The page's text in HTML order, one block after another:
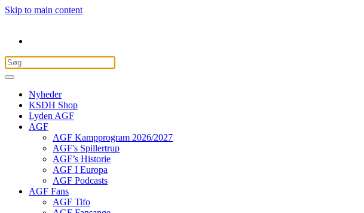
Skip to main content
Nyheder
KSDH Shop
Lyden AGF
AGF
AGF Kampprogram 2026/2027
AGF's Spillertrup
AGF’s Historie
AGF I Europa
AGF Podcasts
AGF Fans
AGF Tifo